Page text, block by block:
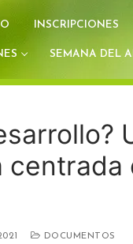
INSCRIPCIONES
SEMANA DEL
centrada
DOCUMENTOS